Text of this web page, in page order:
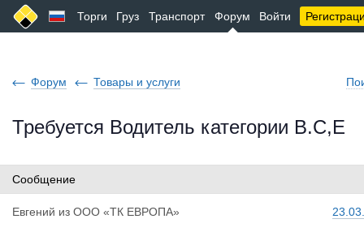
Торги Груз Транспорт Форум Войти
Форум Товары и услуги
Требуется Водитель категории В.С,Е
Сообщение
Евгений из ООО «ТК ЕВРОПА»